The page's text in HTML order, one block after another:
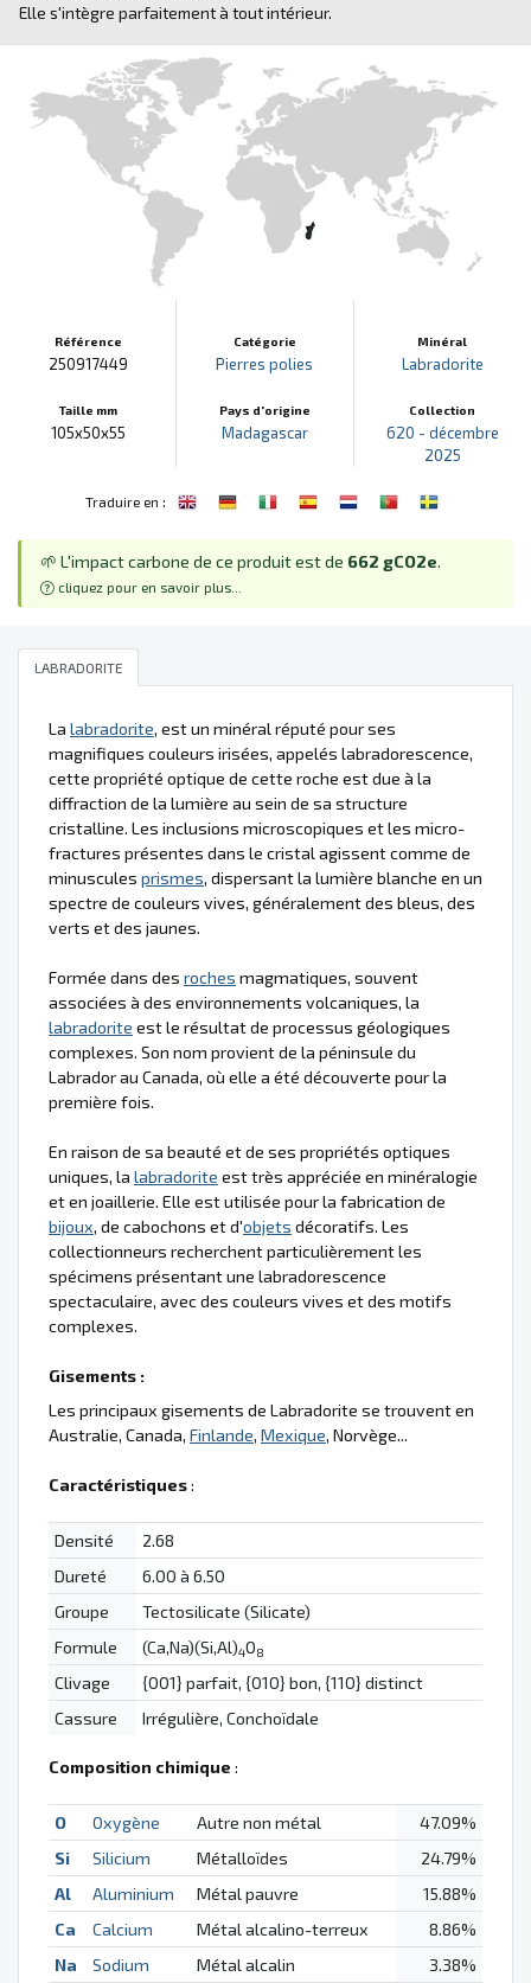
Elle s'intègre parfaitement à tout intérieur.
Référence
250917449
Taille mm
105x50x55
Catégorie
Pierres polies
Pays d'origine
Madagascar
Minéral
Labradorite
Collection
620 - décembre
2025
Traduire en :
🌱 L'impact carbone de ce produit est de 662 gCO2e.
cliquez pour en savoir plus...
LABRADORITE
La labradorite, est un minéral réputé pour ses
magnifiques couleurs irisées, appelés labradorescence,
cette propriété optique de cette roche est due à la
diffraction de la lumière au sein de sa structure
cristalline. Les inclusions microscopiques et les micro-
fractures présentes dans le cristal agissent comme de
minuscules prismes, dispersant la lumière blanche en un
spectre de couleurs vives, généralement des bleus, des
verts et des jaunes.
Formée dans des roches magmatiques, souvent
associées à des environnements volcaniques, la
labradorite est le résultat de processus géologiques
complexes. Son nom provient de la péninsule du
Labrador au Canada, où elle a été découverte pour la
première fois.
En raison de sa beauté et de ses propriétés optiques
uniques, la labradorite est très appréciée en minéralogie
et en joaillerie. Elle est utilisée pour la fabrication de
bijoux, de cabochons et d'objets décoratifs. Les
collectionneurs recherchent particulièrement les
spécimens présentant une labradorescence
spectaculaire, avec des couleurs vives et des motifs
complexes.
Gisements :
Les principaux gisements de Labradorite se trouvent en
Australie, Canada, Finlande, Mexique, Norvège...
Caractéristiques:
Densité
2.68
Dureté
6.00 à 6.50
Groupe
Tectosilicate (Silicate)
Formule
(Ca,Na)(Si,Al)4O8
Clivage
{001} parfait, {010} bon, {110} distinct
Cassure
Irrégulière, Conchoïdale
Composition chimique :
O Oxygène Autre non métal
47.09%
Si
Silicium Métalloïdes
24.79%
Al
Aluminium Métal pauvre
15.88%
Ca
Calcium Métal alcalino-terreux
8.86%
Na
Sodium Métal alcalin 3.38%